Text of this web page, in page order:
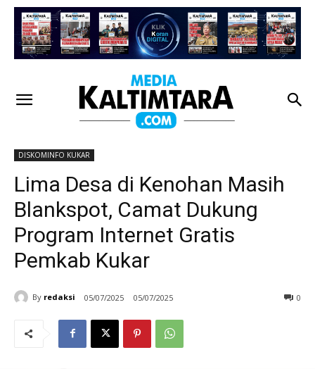
DISKOMINFO KUKAR
Lima Desa di Kenohan Masih
Blankspot, Camat Dukung
Program Internet Gratis
Pemkab Kukar
By redaksi 05/07/2025 05/07/2025 0